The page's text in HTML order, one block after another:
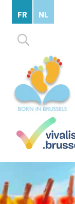
contenu
principal
Rechercher :
FR NL